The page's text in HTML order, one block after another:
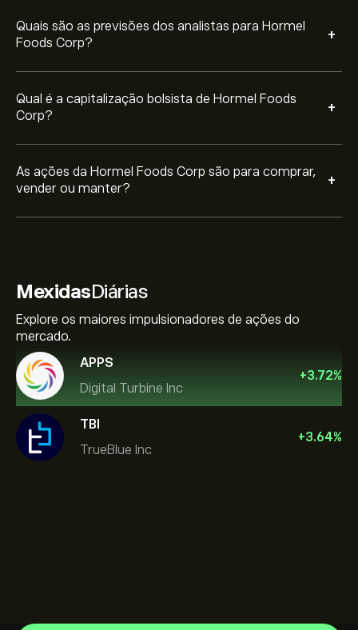
Quais são as previsões dos analistas para Hormel
Foods Corp?
+
Qual é a capitalização bolsista de Hormel Foods
Corp?
+
As ações da Hormel Foods Corp são para comprar,
vender ou manter?
+
MexidasDiárias
Explore os maiores impulsionadores de ações do
mercado.
APPS
Digital Turbine Inc
+3.72%
TBI
TrueBlue Inc
+3.64%